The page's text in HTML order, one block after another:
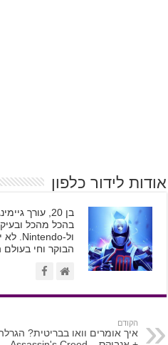
אודות לידור כלפון
בן 20, עורך
בהכל מהכל
הבוקר וחי בעולם
הקודם
איך אומרים וואו בבריטית?